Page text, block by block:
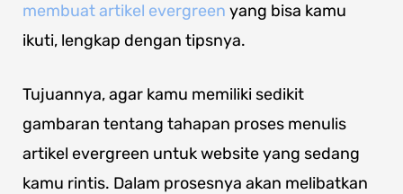
membuat artikel evergreen yang bisa kamu
ikuti, lengkap dengan tipsnya.
Tujuannya, agar kamu memiliki sedikit
gambaran tentang tahapan proses menulis
artikel evergreen untuk website yang sedang
kamu rintis. Dalam prosesnya akan melibatkan